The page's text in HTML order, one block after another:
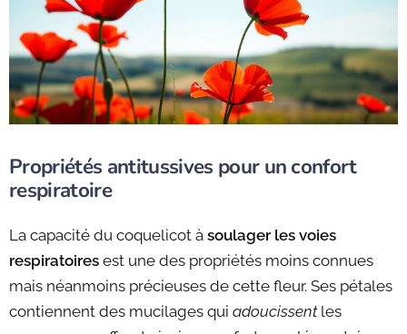
Propriétés antitussives pour un confort
respiratoire
La capacité du coquelicot à soulager les voies
respiratoires est une des propriétés moins connues
mais néanmoins précieuses de cette fleur. Ses pétales
contiennent des mucilages qui adoucissentles